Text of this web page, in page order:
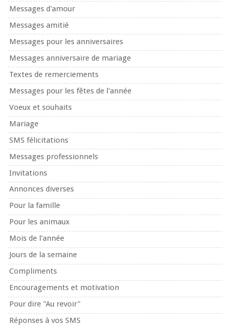
Messages d'amour
Messages amitié
Messages pour les anniversaires
Messages anniversaire de mariage
Textes de remerciements
Messages pour les fêtes de l'année
Voeux et souhaits
Mariage
SMS félicitations
Messages professionnels
Invitations
Annonces diverses
Pour la famille
Pour les animaux
Mois de l'année
Jours de la semaine
Compliments
Encouragements et motivation
Pour dire "Au revoir"
Réponses à vos SMS